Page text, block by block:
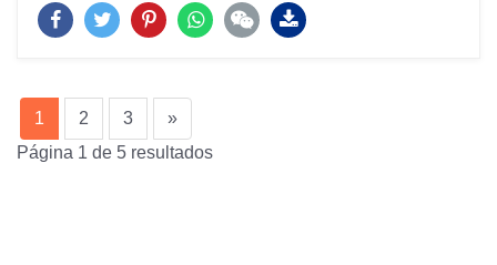
1 (current)
2 3
»
Página 1 de 5 resultados